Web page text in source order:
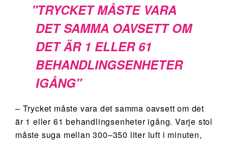
TRYCKET MÅSTE VARA
DET SAMMA OAVSETT OM
DET ÄR 1 ELLER 61
BEHANDLINGSENHETER
IGÅNG
– Trycket måste vara det samma oavsett om det
är 1 eller 61 behandlingsenheter igång. Varje stol
måste suga mellan 300–350 liter luft i minuten,